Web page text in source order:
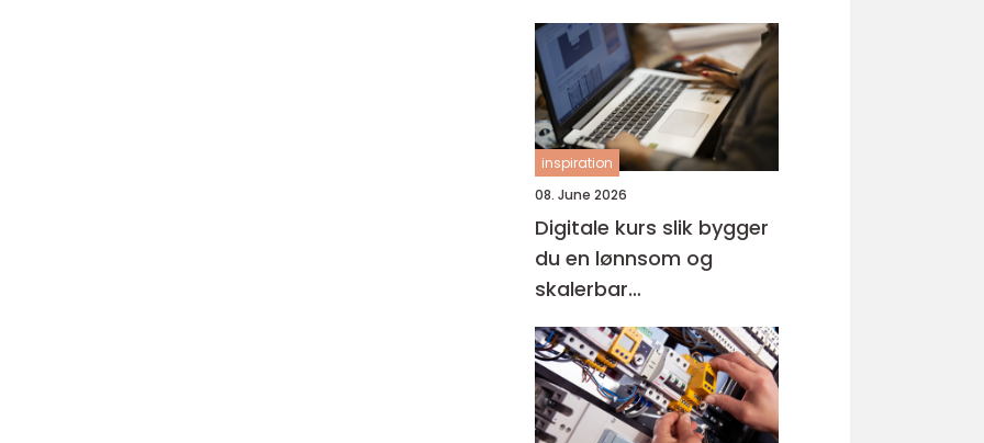
inspiration
08. June 2026
Digitale kurs slik bygger
du en lønnsom og
skalerbar
kunnskapsbedrift